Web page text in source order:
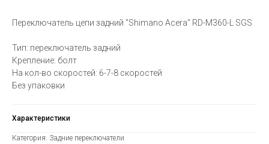
Переключатель цепи задний "Shimano Acera" RD-M360-L SGS
Тип: переключатель задний
Крепление: болт
На кол-во скоростей: 6-7-8 скоростей
Без упаковки
Характеристики
Категория: Задние переключатели